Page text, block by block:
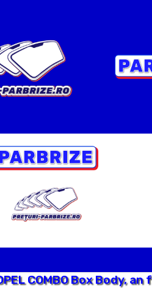
COMBO Box Body,